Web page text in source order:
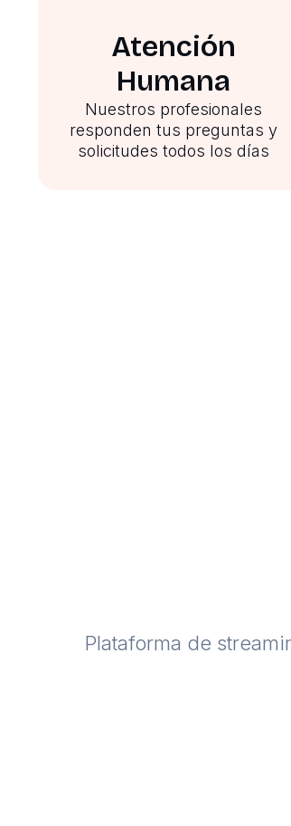
Atención
Humana
Nuestros profesionales
responden tus preguntas y
solicitudes todos los días
Plataforma de